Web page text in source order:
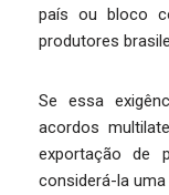
país ou bloco
produtores
Se essa
acordos
exportação de
considerá-la